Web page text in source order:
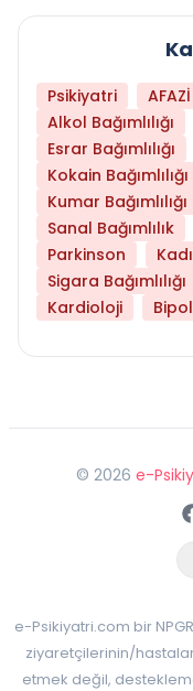
Psikiyatri AFAZİ
Alkol Bağımlılığı
Esrar Bağımlılığı
Kokain Bağımlılığı
Kumar Bağımlılığı
Sanal Bağımlılık
Parkinson
Sigara Bağımlılığı
Kardioloji
© 2026 e-
e-Psikiyatri.com bir
ziyaretçilerinin/
etmek değil,